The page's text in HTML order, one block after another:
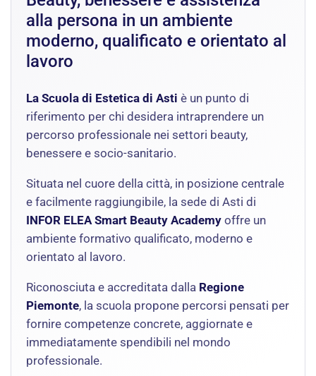
alla persona in un ambiente
moderno, qualificato e orientato al
lavoro
La Scuola di Estetica di Asti è un punto di
riferimento per chi desidera intraprendere un
percorso professionale nei settori beauty,
benessere e socio-sanitario.
Situata nel cuore della città, in posizione centrale
e facilmente raggiungibile, la sede di Asti di
INFOR ELEA Smart Beauty Academy offre un
ambiente formativo qualificato, moderno e
orientato al lavoro.
Riconosciuta e accreditata dalla Regione
Piemonte, la scuola propone percorsi pensati per
fornire competenze concrete, aggiornate e
immediatamente spendibili nel mondo
professionale.